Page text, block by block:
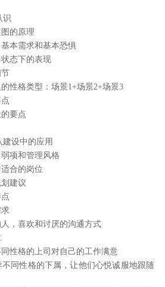
识
的原理
本需求和基本恐惧
态下的表现
性格类型：场景1+场景2+场景3
要点
设中的应用
项和管理风格
合的岗位
建议
，喜欢和讨厌的沟通方式
性格的上司对自己的工作满意
同性格的下属，让他们心悦诚服地跟随